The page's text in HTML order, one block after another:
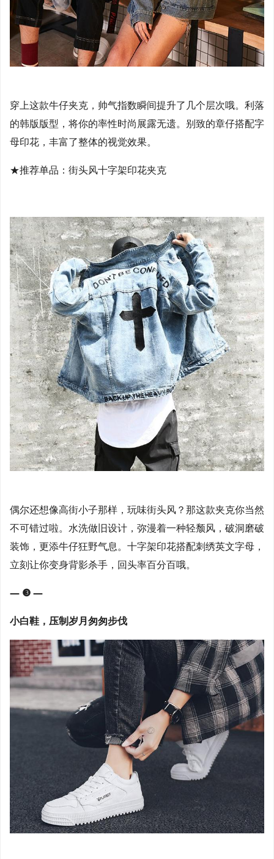
穿上这款牛仔夹克，帅气指数瞬间提升了几个层次哦。利落
的韩版版型，将你的率性时尚展露无遗。别致的章仔搭配字
母印花，丰富了整体的视觉效果。
★推荐单品：街头风十字架印花夹克
偶尔还想像高街小子那样，玩味街头风？那这款夹克你当然
不可错过啦。水洗做旧设计，弥漫着一种轻颓风，破洞磨破
装饰，更添牛仔狂野气息。十字架印花搭配刺绣英文字母，
立刻让你变身背影杀手，回头率百分百哦。
— ❸ —
小白鞋，压制岁月匆匆步伐